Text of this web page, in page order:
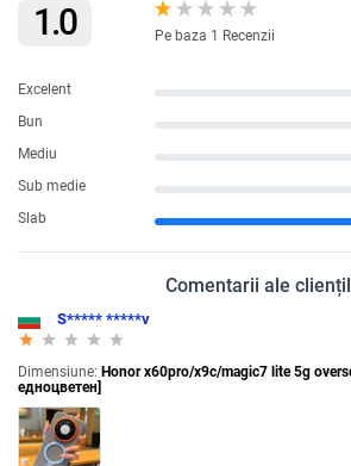
1.0 Pe baza 1 Recenzii
Excelent
Bun
Mediu
Sub medie
Slab
Comentarii ale
S***** *****v
star_rate
star_rate
star_rate
star_rate
star_rate
Dimensiune: Honor x60pro/x9c/magic7 lite 5g
едноцветен]